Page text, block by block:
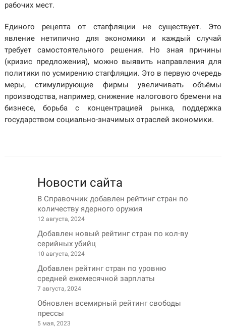
рабочих мест.
Единого рецепта от стагфляции не существует. Это
явление нетипично для экономики и каждый случай
требует самостоятельного решения. Но зная причины
(кризис предложения), можно выявить направления для
политики по усмирению стагфляции. Это в первую очередь
меры, стимулирующие фирмы увеличивать объёмы
производства, например, снижение налогового бремени на
бизнесе, борьба с концентрацией рынка, поддержка
государством социально-значимых отраслей экономики.
Новости сайта
В Справочник добавлен рейтинг стран по
количеству ядерного оружия
12 августа, 2024
Добавлен новый рейтинг стран по кол-ву
серийных убийц
10 августа, 2024
Добавлен рейтинг стран по уровню
средней ежемесячной зарплаты
7 августа, 2024
Обновлен всемирный рейтинг свободы
прессы
5 мая, 2023